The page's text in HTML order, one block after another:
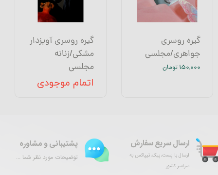
گیره روسری
جواهری/مجلسی
۱۵۰,۰۰۰ تومان
گیره روسری آویزدار
مشکی/زنانه
مجلسی
اتمام موجودی
ارسال سریع سفارش
ارسال با پست،پیک،تیپاکس به
سراسر کشور
پشتیبانی و مشاوره
توضیحات مورد نظر شما ...